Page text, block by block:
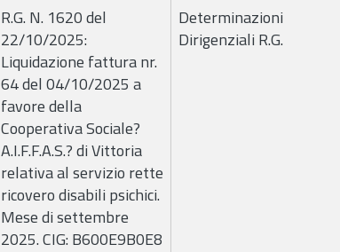
R.G. N. 1620 del
22/10/2025:
Liquidazione fattura nr.
64 del 04/10/2025 a
favore della
Cooperativa Sociale?
A.I.F.F.A.S.? di Vittoria
relativa al servizio rette
ricovero disabili psichici.
Mese di settembre
2025. CIG: B600E9B0E8
Determinazioni
Dirigenziali R.G.